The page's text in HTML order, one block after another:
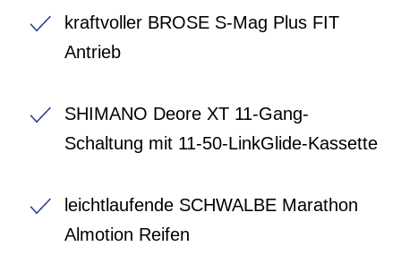
kraftvoller BROSE S-Mag Plus FIT
Antrieb
SHIMANO Deore XT 11-Gang-
Schaltung mit 11-50-LinkGlide-Kassette
leichtlaufende SCHWALBE Marathon
Almotion Reifen